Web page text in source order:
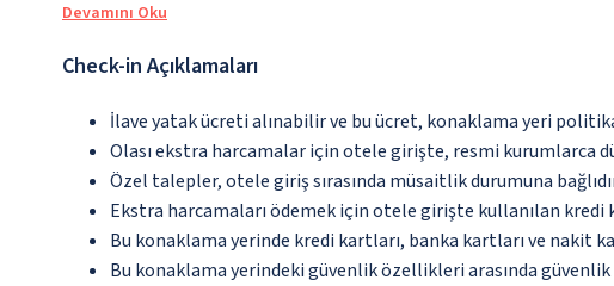
Devamını Oku
Check-in Açıklamaları
İlave yatak ücreti alınabilir ve bu ücret, konaklama yeri
Olası ekstra harcamalar için otele girişte, resmi kurumlarca
Özel talepler, otele giriş sırasında müsaitlik durumuna
Ekstra harcamaları ödemek için otele girişte kullanılan kredi
Bu konaklama yerinde kredi kartları, banka kartları ve nakit
Bu konaklama yerindeki güvenlik özellikleri arasında